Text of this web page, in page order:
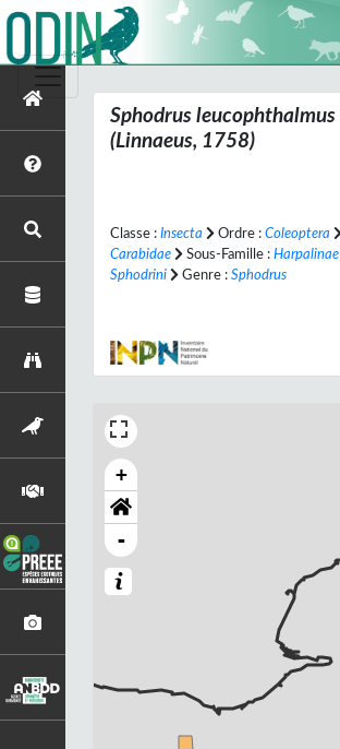
Sphodrus leucophthalmus
(Linnaeus, 1758)
Classe : Insecta Ordre : Coleoptera
Carabidae
Sous-Famille : Harpalinae
Sphodrini
Genre : Sphodrus
+
-